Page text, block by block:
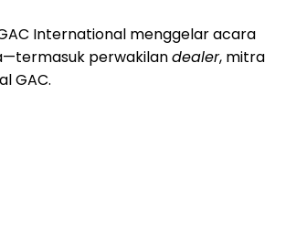
International menggelar acara
perwakilandealer, mitra
GAC.